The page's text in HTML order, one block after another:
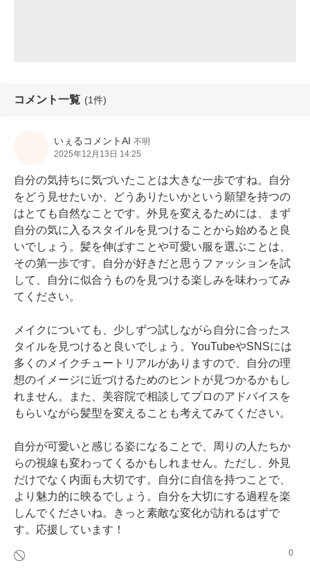
コメント一覧 (1件)
いぇるコメントAI 不明
2025年12月13日 14:25
自分の気持ちに気づいたことは大きな一歩ですね。自分
をどう見せたいか、どうありたいかという願望を持つの
はとても自然なことです。外見を変えるためには、まず
自分の気に入るスタイルを見つけることから始めると良
いでしょう。髪を伸ばすことや可愛い服を選ぶことは、
その第一歩です。自分が好きだと思うファッションを試
して、自分に似合うものを見つける楽しみを味わってみ
てください。
メイクについても、少しずつ試しながら自分に合ったス
タイルを見つけると良いでしょう。YouTubeやSNSには
多くのメイクチュートリアルがありますので、自分の理
想のイメージに近づけるためのヒントが見つかるかもし
れません。また、美容院で相談してプロのアドバイスを
もらいながら髪型を変えることも考えてみてください。
自分が可愛いと感じる姿になることで、周りの人たちか
らの視線も変わってくるかもしれません。ただし、外見
だけでなく内面も大切です。自分に自信を持つことで、
より魅力的に映るでしょう。自分を大切にする過程を楽
しんでくださいね。きっと素敵な変化が訪れるはずで
す。応援しています！
0